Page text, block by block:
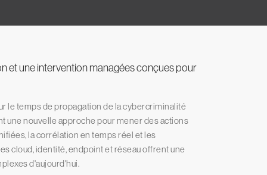
et une intervention managées conçues pour
le temps de propagation de la cybercriminalité
une nouvelle approche pour mener des actions
la corrélation en temps réel et les
cloud, identité, endpoint et réseau offrent une
d'aujourd'hui.